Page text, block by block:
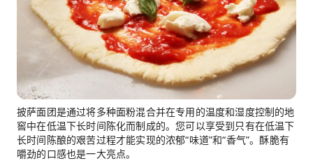
披萨面团是通过将多种面粉混合并在专用的温度和湿度控制的地
窖中在低温下长时间陈化而制成的。您可以享受到只有在低温下
长时间陈酿的艰苦过程才能实现的浓郁“味道”和“香气”。酥脆有
嚼劲的口感也是一大亮点。